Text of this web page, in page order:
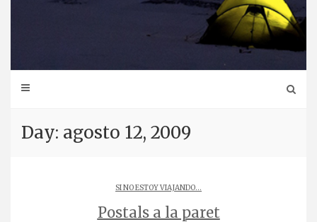
Day: agosto 12, 2009
SI NO ESTOY VIAJANDO...
Postals a la paret